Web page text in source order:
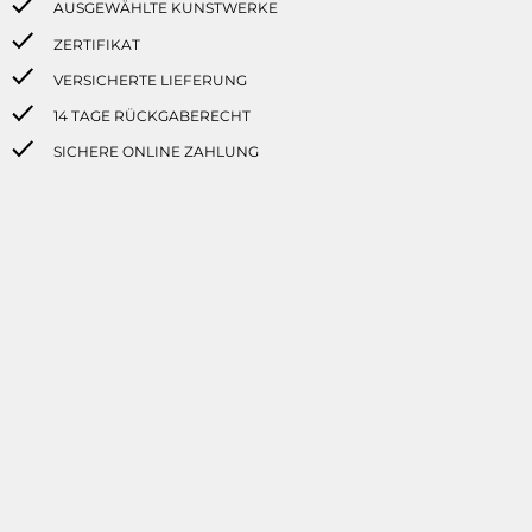
AUSGEWÄHLTE KUNSTWERKE
ZERTIFIKAT
VERSICHERTE LIEFERUNG
14 TAGE RÜCKGABERECHT
SICHERE ONLINE ZAHLUNG